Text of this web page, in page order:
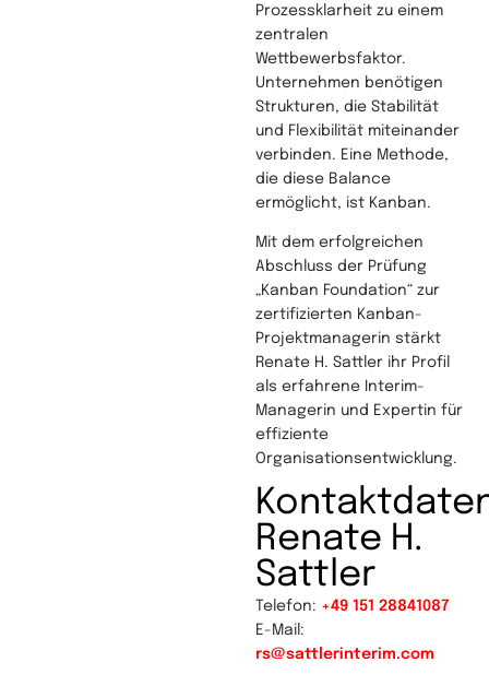
Prozessklarheit zu einem
zentralen
Wettbewerbsfaktor.
Unternehmen benötigen
Strukturen, die Stabilität
und Flexibilität miteinander
verbinden. Eine Methode,
die diese Balance
ermöglicht, ist Kanban.
Mit dem erfolgreichen
Abschluss der Prüfung
„Kanban Foundation“ zur
zertifizierten Kanban-
Projektmanagerin stärkt
Renate H. Sattler ihr Profil
als erfahrene Interim-
Managerin und Expertin für
effiziente
Organisationsentwicklung.
Renate H.
Sattler
Telefon: +49 151 28841087
E-Mail:
rs@sattlerinterim.com